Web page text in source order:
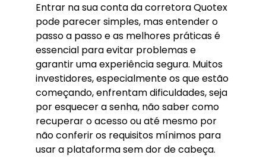
Entrar na sua conta da corretora Quotex
pode parecer simples, mas entender o
passo a passo e as melhores práticas é
essencial para evitar problemas e
garantir uma experiência segura. Muitos
investidores, especialmente os que estão
começando, enfrentam dificuldades, seja
por esquecer a senha, não saber como
recuperar o acesso ou até mesmo por
não conferir os requisitos mínimos para
usar a plataforma sem dor de cabeça.